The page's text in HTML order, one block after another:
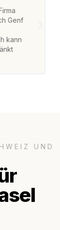
Genf
kann
UND